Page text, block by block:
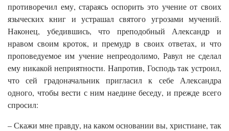
противоречил ему, стараясь оспорить это учение от своих
языческих книг и устрашал святого угрозами мучений.
Наконец, убедившись, что преподобный Александр и
нравом своим кроток, и премудр в своих ответах, и что
проповедуемое им учение непреодолимо, Равул не сделал
ему никакой неприятности. Напротив, Господь так устроил,
что сей градоначальник пригласил к себе Александра
одного, чтобы вести с ним наедине беседу, и прежде всего
спросил:
– Скажи мне правду, на каком основании вы, христиане, так